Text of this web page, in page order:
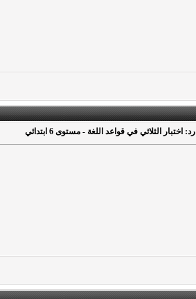
رد: اختبار الثلاثي في قواعد اللغة - مستوى 6 ابتدائي